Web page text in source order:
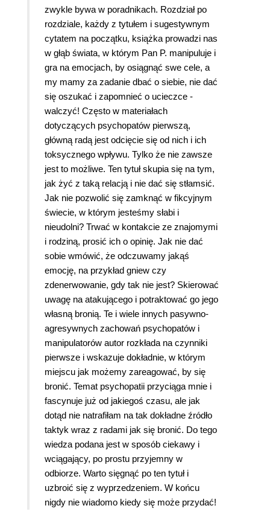
zwykle bywa w poradnikach. Rozdział po
rozdziale, każdy z tytułem i sugestywnym
cytatem na początku, książka prowadzi nas
w głąb świata, w którym Pan P. manipuluje i
gra na emocjach, by osiągnąć swe cele, a
my mamy za zadanie dbać o siebie, nie dać
się oszukać i zapomnieć o ucieczce -
walczyć! Często w materiałach
dotyczących psychopatów pierwszą,
główną radą jest odcięcie się od nich i ich
toksycznego wpływu. Tylko że nie zawsze
jest to możliwe. Ten tytuł skupia się na tym,
jak żyć z taką relacją i nie dać się stłamsić.
Jak nie pozwolić się zamknąć w fikcyjnym
świecie, w którym jesteśmy słabi i
nieudolni? Trwać w kontakcie ze znajomymi
i rodziną, prosić ich o opinię. Jak nie dać
sobie wmówić, że odczuwamy jakąś
emocję, na przykład gniew czy
zdenerwowanie, gdy tak nie jest? Skierować
uwagę na atakującego i potraktować go jego
własną bronią. Te i wiele innych pasywno-
agresywnych zachowań psychopatów i
manipulatorów autor rozkłada na czynniki
pierwsze i wskazuje dokładnie, w którym
miejscu jak możemy zareagować, by się
bronić. Temat psychopatii przyciąga mnie i
fascynuje już od jakiegoś czasu, ale jak
dotąd nie natrafiłam na tak dokładne źródło
taktyk wraz z radami jak się bronić. Do tego
wiedza podana jest w sposób ciekawy i
wciągający, po prostu przyjemny w
odbiorze. Warto sięgnąć po ten tytuł i
uzbroić się z wyprzedzeniem. W końcu
nigdy nie wiadomo kiedy się może przydać!